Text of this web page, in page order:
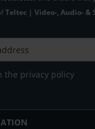
Teltec | Video-, Audio- &
the privacy policy